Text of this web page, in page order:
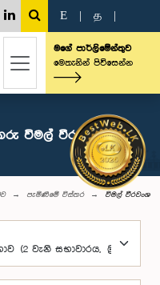
E த
මගේ පාර්ලිමේන්තුව
මෙතැනින් පිවිසෙන්න
විමල් වීරවංශ
පැමිණීමේ විස්තර විමල් වීරවංශ